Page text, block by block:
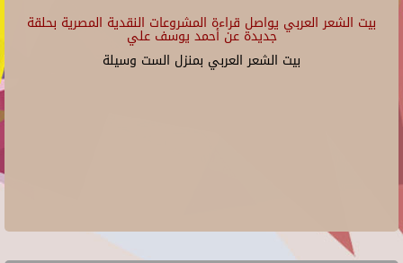
بيت الشعر العربي يواصل قراءة المشروعات النقدية المصرية بحلقة
جديدة عن أحمد يوسف علي
بيت الشعر العربي بمنزل الست وسيلة